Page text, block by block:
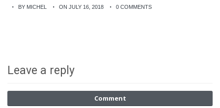
BY MICHEL ON JULY 16, 2018 0 COMMENTS
Leave a reply
Comment